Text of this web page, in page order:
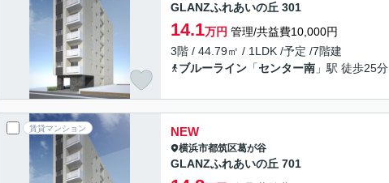
GLANZふれあいの丘 301
14.1万円 管理/共益費10,000円
3階 / 44.79㎡ / 1LDK /予定 /7階建
ブルーライン 「センター南 」駅 徒歩25分
賃貸マンション NEW
横浜市都筑区葛が谷
GLANZふれあいの丘 701